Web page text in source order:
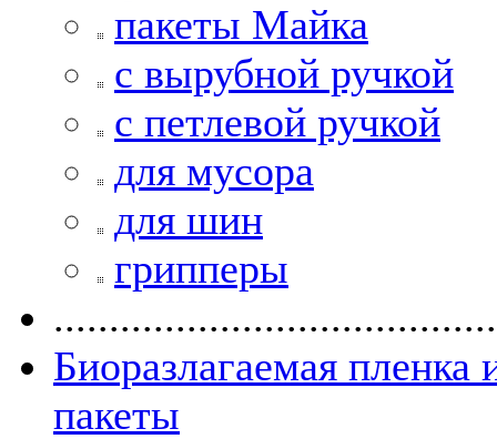
пакеты Майка
с вырубной ручкой
с петлевой ручкой
для мусора
для шин
грипперы
Биоразлагаемая пленка
пакеты